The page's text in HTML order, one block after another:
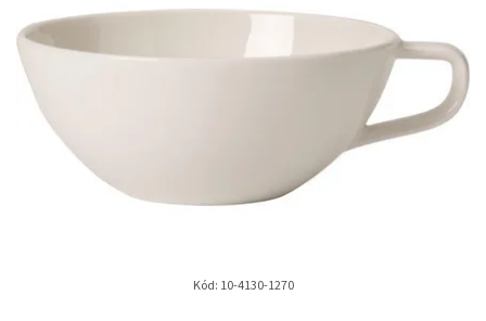
Kód: 10-4130-1270